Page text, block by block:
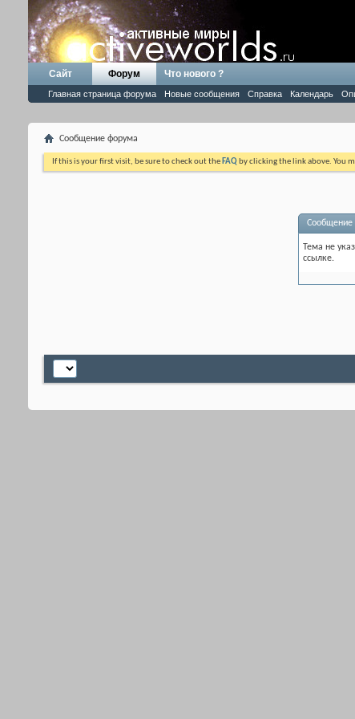
Сайт Форум
Главная страница форума Новые сообщения Справка Календарь
Что нового ?
Сообщение форума
If this is your first visit, be sure to check out the FAQ by clicking the link above. You
Сообщение
Тема не
ссылке.